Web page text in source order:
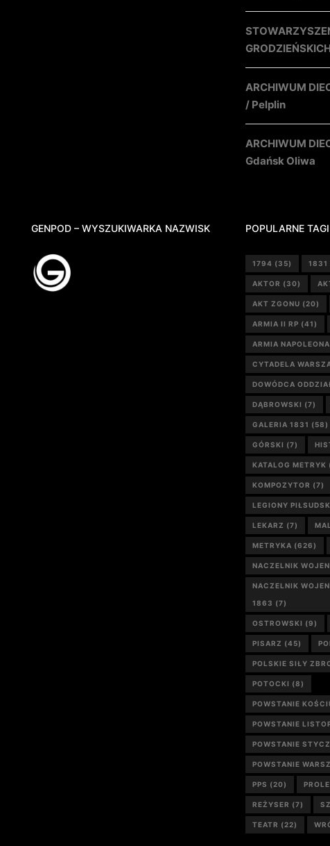
ARCHIWUM
/ Pelplin
ARCHIWUM
Gdańsk Oliwa
GENPOD – WYSZUKIWARKA NAZWISK POPULARNE TAGI
1794 (35) 1831
AKTOR (30)
AKT ZGONU (20)
ARMIA II RP (41)
ARMIA NAPOLEONA
CYTADELA
DOWÓDCA
DĄBROWSKI (7)
GALERIA 1831 (58)
GÓRSKI (7)
KATALOG METRYK
KOMPOZYTOR (7)
LEGIONY
LEKARZ (7)
METRYKA (626)
NACZELNIK
NACZELNIK
1863 (7)
OSTROWSKI (9)
PISARZ (45)
POLSKIE SIŁY
POTOCKI (8)
POWSTANIE
POWSTANIE
POWSTANIE
POWSTANIE
PPS (20)
REŻYSER (7)
TEATR (22)